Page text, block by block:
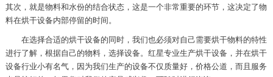
其次，就是物料和水份的结合状态，这是一个非常重要的环节，这决定了物
料在烘干设备内部停留的时间。
在选择合适的烘干设备的同时，我们也必须对自己需要烘干物料的特性
进行了解，根据自己的物料，选择设备。红星专业生产烘干设备，并在烘干
设备行业小有名气，因为我们生产的设备不仅质量好，价格公道，而且服务